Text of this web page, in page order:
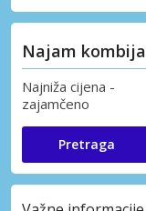
Najam kombija
Najniža cijena -
zajamčeno
Pretraga